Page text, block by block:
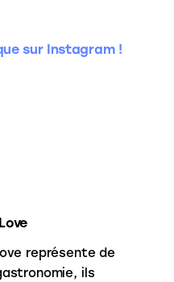
sur Instagram !
représente de
ils